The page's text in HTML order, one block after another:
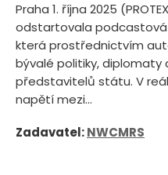
Praha 1. října 2025
odstartovala podcastová
která prostřednictvím
bývalé politiky, diplomaty
představitelů státu. V
napětí mezi...
Zadavatel:NWCMRS